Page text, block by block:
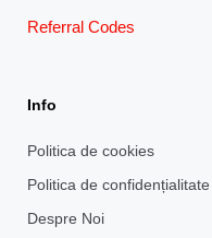
Referral Codes
Info
Politica de cookies
Politica de confidențialitate
Despre Noi